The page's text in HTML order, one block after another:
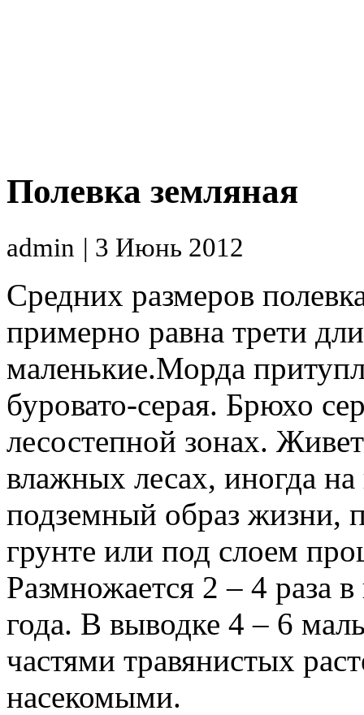
Полевка земляная
admin | 3 Июнь 2012
Средних размеров
примерно равна трети
маленькие.Морда
буровато-серая. Брюхо
лесостепной зонах.
влажных лесах, иногда
подземный образ жизни,
грунте или под слоем
Размножается 2 – 4 раза
года. В выводке 4 – 6
частями травянистых
насекомыми.